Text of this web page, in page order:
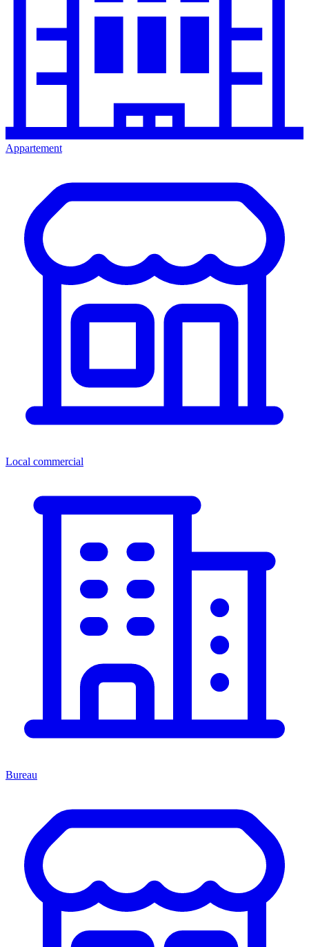
Appartement
Local commercial
Bureau